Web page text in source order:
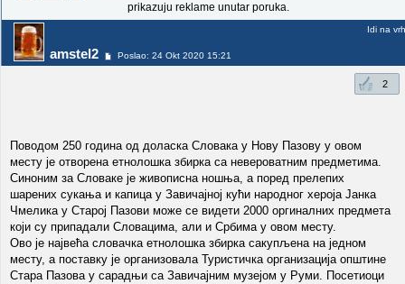
prikazuju reklame unutar poruka.
amstel2 Poslao: 24 Okt 2020 15:21
Idi na vrh
2
Поводом 250 година од доласка Словака у Нову Пазову у овом
месту је отворена етнолошка збирка са невероватним предметима.
Синоним за Словаке је живописна ношња, а поред прелепих
шарених сукања и капица у Завичајној кући народног хероја Јанка
Чмелика у Старој Пазови може се видети 2000 оргиналних предмета
који су припадали Словацима, али и Србима у овом месту.
Ово је највећа словачка етнолошка збирка сакупљена на једном
месту, а поставку је организовала Туристичка организација општине
Стара Пазова у сарадњи са Завичајним музејом у Руми. Посетиоци